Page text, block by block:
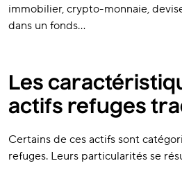
immobilier, crypto-monnaie,
dans un fonds…
Les
actifs refuges
Certains de ces actifs sont
refuges. Leurs particularités se